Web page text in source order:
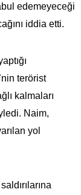
edemeyeceği
iddia etti.
terörist
kalmaları
Naim,
yol